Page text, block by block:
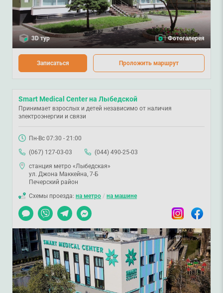
психическими и соматическими заболеваниями;
стресс и выгорание;
проблемы в отношениях с окружающими;
переживания потерь, разводов или смерти родственников.
Психолог Smart Medical Center консультирует в групповом (8-14
человек) или индивидуальному формате.
Чтобы записаться на консультацию психолога,
можете найти Смарт Медикал Центр в Оболонском районе города
3D тур Фотогалерея
Записаться Проложить маршрут
Smart Medical Center на Лыбедской
Принимает взрослых и детей независимо от наличия
электроэнергии и связи
Пн-Вс 07:30 - 21:00
(067) 127-03-03
(044) 490-25-03
станция метро «Лыбедская»
ул. Джона Маккейна, 7-Б
Печерский район
Схемы проезда: на метро / на машине
Чат
Viber TelegramMessenger InstagramFacebook